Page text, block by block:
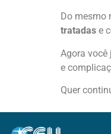
Do mesmo
tratadas e
Agora você
e
Quer